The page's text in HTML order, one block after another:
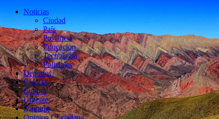
Noticias
Ciudad
País
Provincia
Educacion
Tecnología
Policiales
Deportes
Ciencia
Cultura
Urgente
Zapping
Opinion Ciudadana